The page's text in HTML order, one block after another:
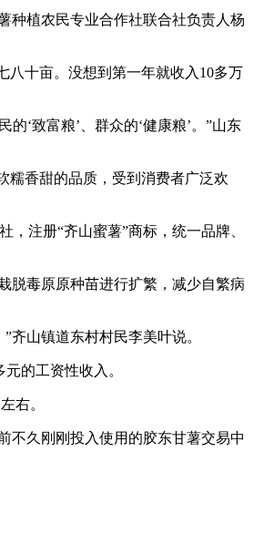
种植农民专业合作社联合社负责人杨
八十亩。没想到第一年就收入10多万
‘致富粮’、群众的‘健康粮’。”山东
糯香甜的品质，受到消费者广泛欢
注册“齐山蜜薯”商标，统一品牌、
脱毒原原种苗进行扩繁，减少自繁病
山镇道东村村民李美叶说。
的工资性收入。
右。
不久刚刚投入使用的胶东甘薯交易中